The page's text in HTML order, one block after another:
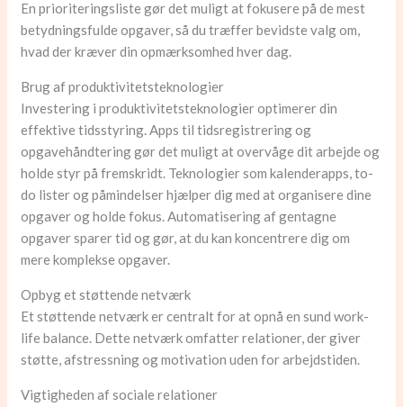
En prioriteringsliste gør det muligt at fokusere på de mest
betydningsfulde opgaver, så du træffer bevidste valg om,
hvad der kræver din opmærksomhed hver dag.
Brug af produktivitetsteknologier
Investering i produktivitetsteknologier optimerer din
effektive tidsstyring. Apps til tidsregistrering og
opgavehåndtering gør det muligt at overvåge dit arbejde og
holde styr på fremskridt. Teknologier som kalenderapps, to-
do lister og påmindelser hjælper dig med at organisere dine
opgaver og holde fokus. Automatisering af gentagne
opgaver sparer tid og gør, at du kan koncentrere dig om
mere komplekse opgaver.
Opbyg et støttende netværk
Et støttende netværk er centralt for at opnå en sund work-
life balance. Dette netværk omfatter relationer, der giver
støtte, afstressning og motivation uden for arbejdstiden.
Vigtigheden af sociale relationer